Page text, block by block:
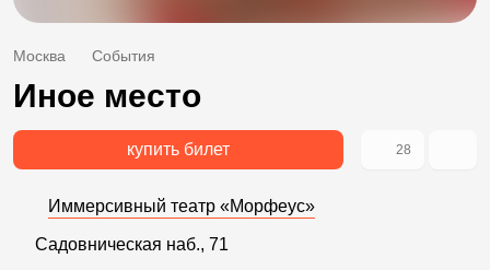
Москва События
Иное место
купить билет 28
Иммерсивный театр «Морфеус»
Садовническая наб., 71